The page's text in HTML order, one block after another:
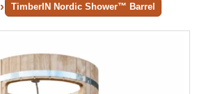
TimberIN Nordic Shower™ Barrel